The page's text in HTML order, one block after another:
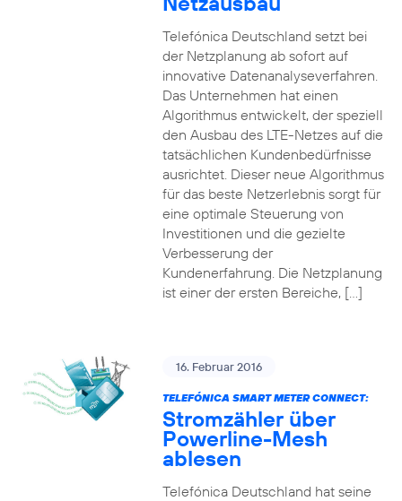
Telefónica Deutschland setzt bei
der Netzplanung ab sofort auf
innovative Datenanalyseverfahren.
Das Unternehmen hat einen
Algorithmus entwickelt, der speziell
den Ausbau des LTE-Netzes auf die
tatsächlichen Kundenbedürfnisse
ausrichtet. Dieser neue Algorithmus
für das beste Netzerlebnis sorgt für
eine optimale Steuerung von
Investitionen und die gezielte
Verbesserung der
Kundenerfahrung. Die Netzplanung
ist einer der ersten Bereiche, […]
16. Februar 2016
TELEFÓNICA SMART METER CONNECT:
Stromzähler über
Powerline-Mesh
ablesen
Telefónica Deutschland hat seine